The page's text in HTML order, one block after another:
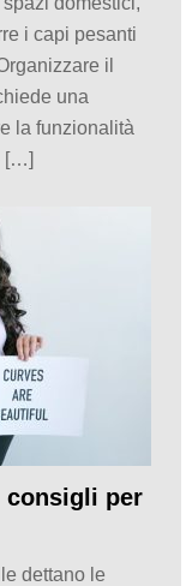
i capi pesanti
il
una
la funzionalità
[…]
per
dettano le